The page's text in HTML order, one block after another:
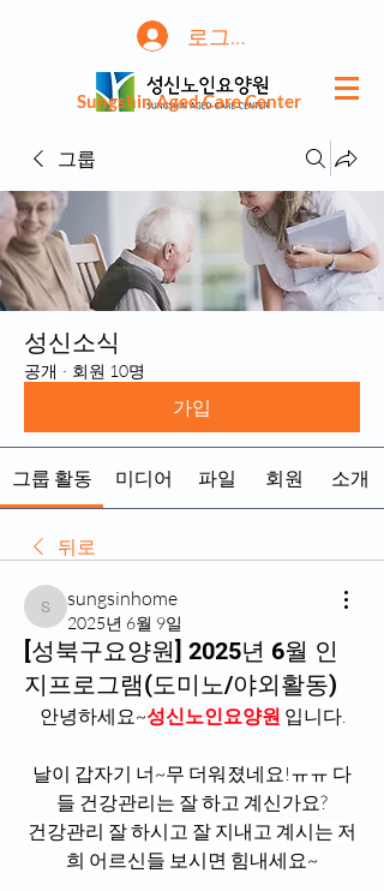
로그인
Sungshin Aged Care Center
그룹
성신소식
공개 · 회원 10명
가입
그룹 활동 미디어 파일 회원 소개
뒤로
sungsinhome
sungsinhome
2025년 6월 9일
[성북구요양원] 2025년 6월 인
지프로그램(도미노/야외활동)
안녕하세요~성신노인요양원 입니다.
날이 갑자기 너~무 더워졌네요!ㅠㅠ 다
들 건강관리는 잘 하고 계신가요?
건강관리 잘 하시고 잘 지내고 계시는 저
희 어르신들 보시면 힘내세요~